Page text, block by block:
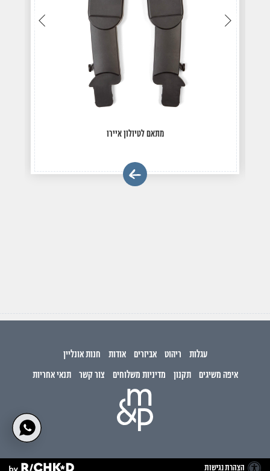
עבור
לתמונה
הקודמת
עבור
לתמונה
הבאה
מתאם לטיולון איירו
עגלות ריהוט אביזרים אודות חנות אונליין
איפה משיגים תקנון מדיניות משלוחים צור קשר תנאי אחריות
הצהרת נגישות